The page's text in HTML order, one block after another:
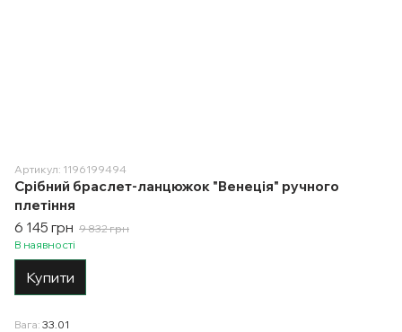
Артикул: 1196199494
Срібний браслет-ланцюжок "Венеція" ручного
плетіння
6 145 грн 9 832 грн
В наявності
Купити
Вага 33.01